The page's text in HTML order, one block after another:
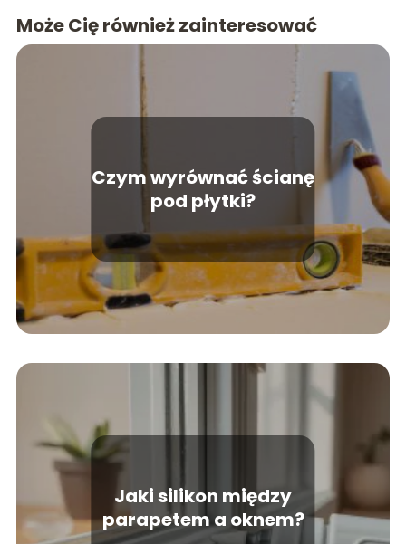
idealne kompendium dla każdego miłośnika
pięknych i funkcjonalnych przestrzeni.
Może Cię również zainteresować
Czym wyrównać ścianę
pod płytki?
Jaki silikon między
parapetem a oknem?